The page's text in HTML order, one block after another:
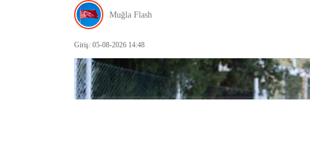
Muğla Flash
Giriş: 05-08-2026 14:48